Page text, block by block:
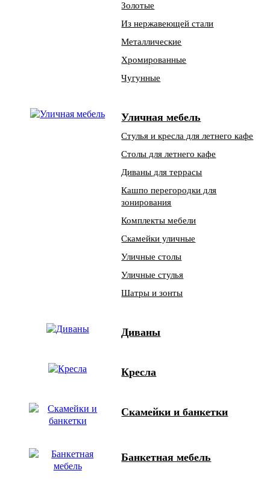
Золотые
Из нержавеющей стали
Металлические
Хромированные
Чугунные
Уличная мебель
Стулья и кресла для летнего кафе
Столы для летнего кафе
Диваны для террасы
Кашпо перегородки для
зонирования
Комплекты мебели
Скамейки уличные
Уличные столы
Уличные стулья
Шатры и зонты
Диваны
Кресла
Скамейки и банкетки
Банкетная мебель